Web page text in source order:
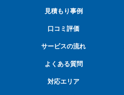
見積もり事例
口コミ評価
サービスの流れ
よくある質問
対応エリア